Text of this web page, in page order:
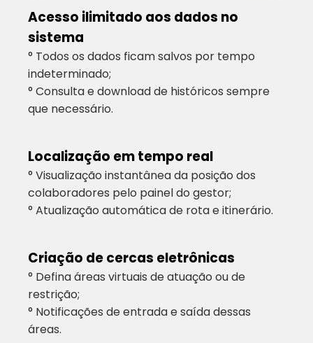
Acesso ilimitado aos dados no
sistema
° Todos os dados ficam salvos por tempo
indeterminado;
° Consulta e download de históricos sempre
que necessário.
Localização em tempo real
° Visualização instantânea da posição dos
colaboradores pelo painel do gestor;
° Atualização automática de rota e itinerário.
Criação de cercas eletrônicas
° Defina áreas virtuais de atuação ou de
restrição;
° Notificações de entrada e saída dessas
áreas.